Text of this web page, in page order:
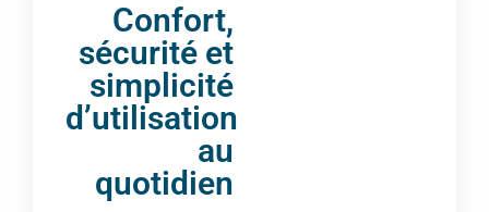
Confort,
sécurité et
simplicité
d’utilisation
au
quotidien